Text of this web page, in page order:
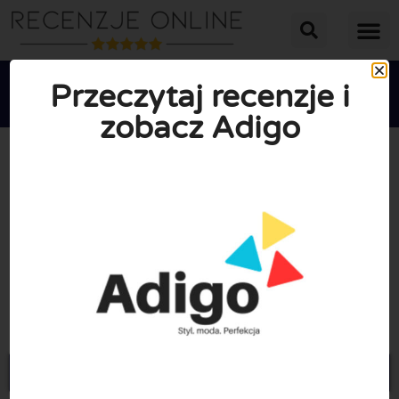

ŚREDNIA OCENA: 10/10
(0 Recenzje)
Przeczytaj recenzje i
zobacz Adigo